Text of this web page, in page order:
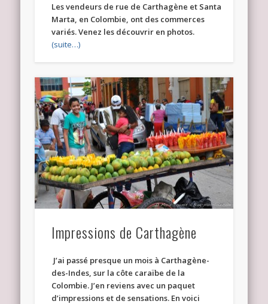
Les vendeurs de rue de Carthagène et Santa
Marta, en Colombie, ont des commerces
variés. Venez les découvrir en photos.
(suite…)
Impressions de Carthagène
J’ai passé presque un mois à Carthagène-
des-Indes, sur la côte caraïbe de la
Colombie. J’en reviens avec un paquet
d’impressions et de sensations. En voici